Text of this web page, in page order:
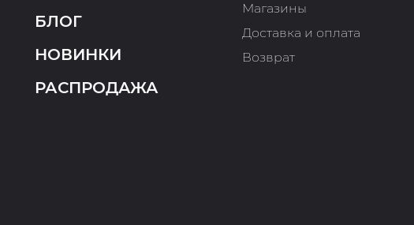
БЛОГ
НОВИНКИ
РАСПРОДАЖА
Магазины
Доставка и оплата
Возврат